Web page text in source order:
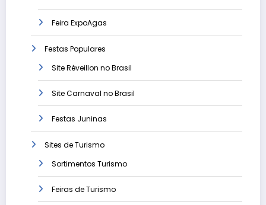
Feira ExpoAgas
Festas Populares
Site Réveillon no Brasil
Site Carnaval no Brasil
Festas Juninas
Sites de Turismo
Sortimentos Turismo
Feiras de Turismo